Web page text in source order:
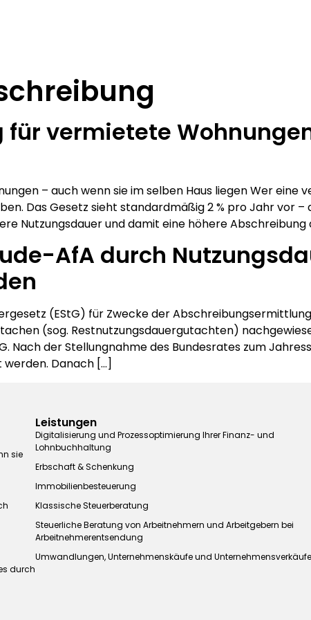
für vermietete
– auch wenn sie im selben Haus liegen Wer eine
Das Gesetz sieht standardmäßig 2 % pro Jahr vor –
Nutzungsdauer und damit eine höhere Abschreibung
AfA durch
(EStG) für Zwecke der
(sog. Restnutzungsdauergutachten)
Nach der Stellungnahme des Bundesrates zum
Danach […]
sie
durch
Leistungen
Digitalisierung und Prozessoptimierung Ihrer Finanz- und
Lohnbuchhaltung
Erbschaft & Schenkung
Immobilienbesteuerung
Klassische Steuerberatung
Steuerliche Beratung von Arbeitnehmern und Arbeitgebern bei
Arbeitnehmerentsendung
Umwandlungen, Unternehmenskäufe und Unternehmensverkäufe